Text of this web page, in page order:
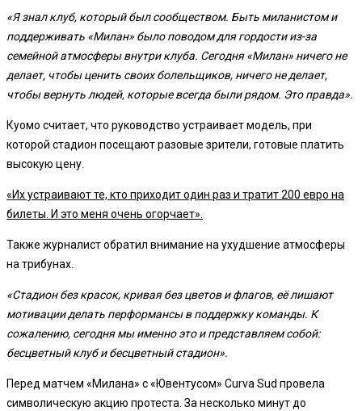
«Я знал клуб, который был сообществом. Быть миланистом и
поддерживать «Милан» было поводом для гордости из-за
семейной атмосферы внутри клуба. Сегодня «Милан» ничего не
делает, чтобы ценить своих болельщиков, ничего не делает,
чтобы вернуть людей, которые всегда были рядом. Это правда».
Куомо считает, что руководство устраивает модель, при
которой стадион посещают разовые зрители, готовые платить
высокую цену.
«Их устраивают те, кто приходит один раз и тратит 200 евро на
билеты. И это меня очень огорчает».
Также журналист обратил внимание на ухудшение атмосферы
на трибунах.
«Стадион без красок, кривая без цветов и флагов, её лишают
мотивации делать перформансы в поддержку команды. К
сожалению, сегодня мы именно это и представляем собой:
бесцветный клуб и бесцветный стадион».
Перед матчем «Милана» с «Ювентусом» Curva Sud провела
символическую акцию протеста. За несколько минут до